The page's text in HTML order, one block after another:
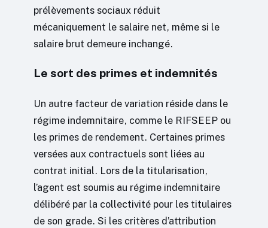
prélèvements sociaux réduit
mécaniquement le salaire net, même si le
salaire brut demeure inchangé.
Le sort des primes et indemnités
Un autre facteur de variation réside dans le
régime indemnitaire, comme le RIFSEEP ou
les primes de rendement. Certaines primes
versées aux contractuels sont liées au
contrat initial. Lors de la titularisation,
l’agent est soumis au régime indemnitaire
délibéré par la collectivité pour les titulaires
de son grade. Si les critères d’attribution